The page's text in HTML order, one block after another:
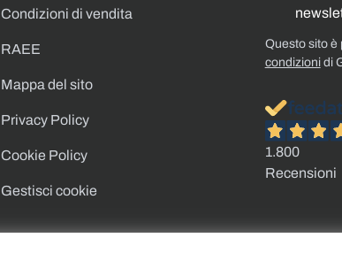
Condizioni di vendita
RAEE
Mappa del sito
Privacy Policy
Cookie Policy
Gestisci cookie
Questo sito è
condizionidi
1.800
Recensioni